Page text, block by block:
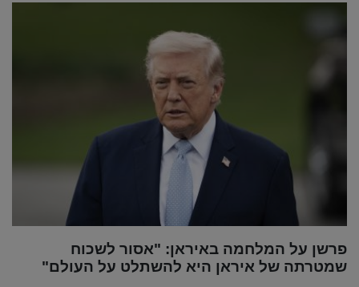
פרשן על המלחמה באיראן: "אסור לשכוח
שמטרתה של איראן היא להשתלט על העולם"